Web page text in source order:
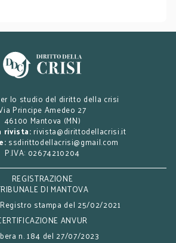
lo studio del diritto della crisi
Principe Amedeo 27
46100 Mantova (MN)
rivista: rivista@dirittodellacrisi.it
ssdirittodellacrisi@gmail.com
P.IVA: 02674210204
REGISTRAZIONE
DI MANTOVA
Registro stampa del 25/02/2021
ANVUR
n. 184 del 27/07/2023